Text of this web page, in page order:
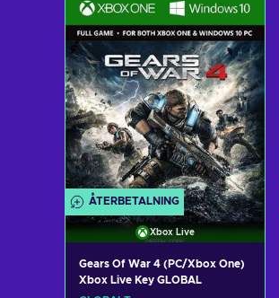
View offers
ÅTERBETALNING
Xbox Live
Gears Of War 4 (PC/Xbox One)
Xbox Live Key GLOBAL